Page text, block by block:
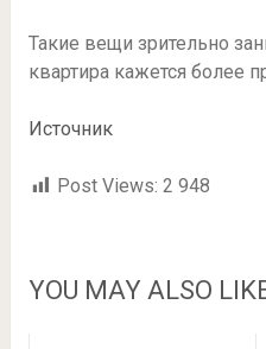
Такие вещи зрительно
квартира кажется более
Источник
Post Views: 2 948
YOU MAY ALSO